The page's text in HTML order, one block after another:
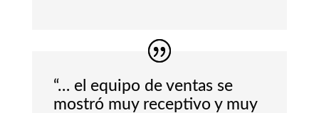
“… el equipo de ventas se
mostró muy receptivo y muy